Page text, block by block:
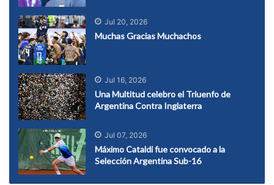
Jul 20, 2026
Muchas Gracias Muchachos
Jul 16, 2026
Una Multitud celebro el Triuenfo de
Argentina Contra Inglaterra
Jul 07, 2026
Máximo Cataldi fue convocado a la
Selección Argentina Sub-16